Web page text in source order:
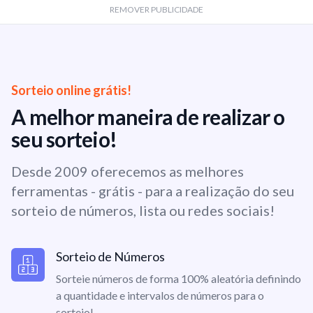
REMOVER PUBLICIDADE
Sorteio online grátis!
A melhor maneira de realizar o
seu sorteio!
Desde 2009 oferecemos as melhores
ferramentas - grátis - para a realização do seu
sorteio de números, lista ou redes sociais!
Sorteio de Números
Sorteie números de forma 100% aleatória definindo
a quantidade e intervalos de números para o